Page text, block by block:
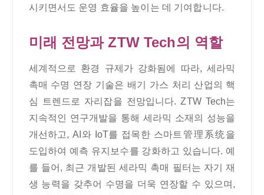
시키면서도 운영 효율을 높이는 데 기여합니다.
미래 전망과 ZTW Tech의 역할
세계적으로 환경 규제가 강화됨에 따라, 세라믹
촉매 수명 연장 기술은 배기 가스 처리 산업의 핵
심 트렌드로 자리잡을 전망입니다. ZTW Tech는
지속적인 연구개발을 통해 세라믹 소재의 성능을
개선하고, AI와 IoT를 접목한 스마트管理系统을
도입하여 예측 유지보수를 강화하고 있습니다. 예
를 들어, 최근 개발된 세라믹 촉매 필터는 자기 재
생 능력을 갖추어 수명을 더욱 연장할 수 있으며,